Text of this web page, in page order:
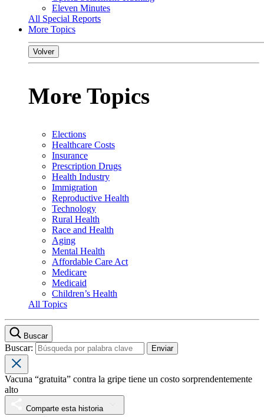
Eleven Minutes
All Special Reports
More Topics
Volver
More Topics
Elections
Healthcare Costs
Insurance
Prescription Drugs
Health Industry
Immigration
Reproductive Health
Technology
Rural Health
Race and Health
Aging
Mental Health
Affordable Care Act
Medicare
Medicaid
Children’s Health
All Topics
Buscar
Buscar:
Vacuna “gratuita” contra la gripe tiene un costo sorprendentemente
alto
Comparte esta historia